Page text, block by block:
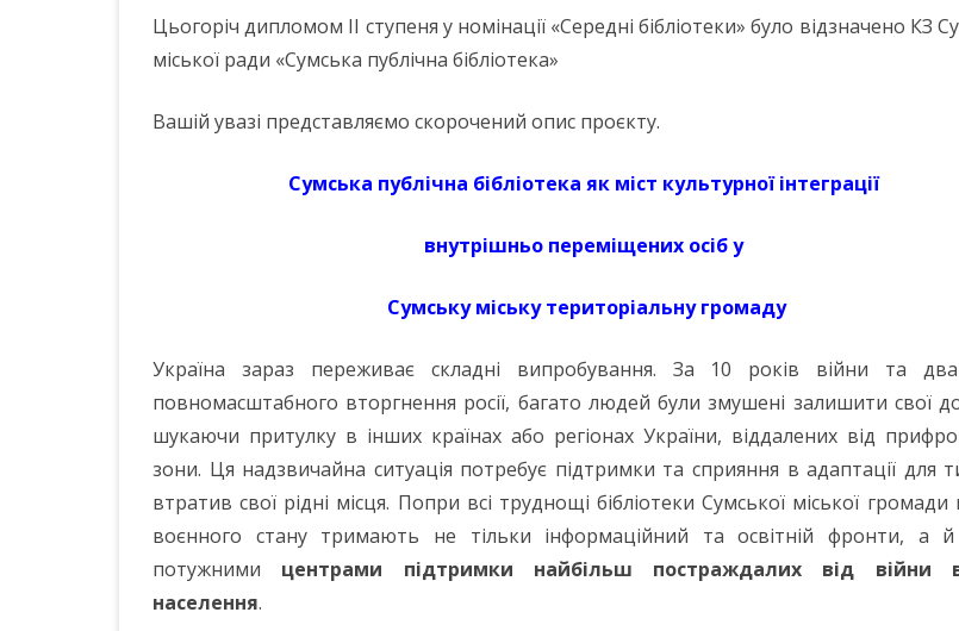
переможців
конкурсу
року
2024»
Цьогоріч дипломом ІІ ступеня у номінації «Середні бібліотеки» було відзначено КЗ
міської ради «Сумська публічна бібліотека»
Вашій увазі представляємо скорочений опис проєкту.
Сумська публічна бібліотека як міст культурної інтеграції
внутрішньо переміщених осіб у
Сумську міську територіальну громаду
Україна зараз переживає складні випробування. За 10 років війни та
повномасштабного вторгнення росії, багато людей були змушені залишити свої
шукаючи притулку в інших країнах або регіонах України, віддалених від
зони. Ця надзвичайна ситуація потребує підтримки та сприяння в адаптації для
втратив свої рідні місця. Попри всі труднощі бібліотеки Сумської міської громади
воєнного стану тримають не тільки інформаційний та освітній фронти, а й
потужними центрами підтримки найбільш постраждалих від війни
населення.